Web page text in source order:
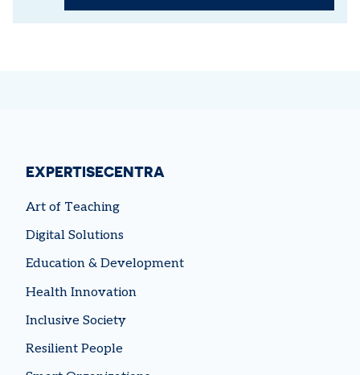
EXPERTISECENTRA
Art of Teaching
Digital Solutions
Education & Development
Health Innovation
Inclusive Society
Resilient People